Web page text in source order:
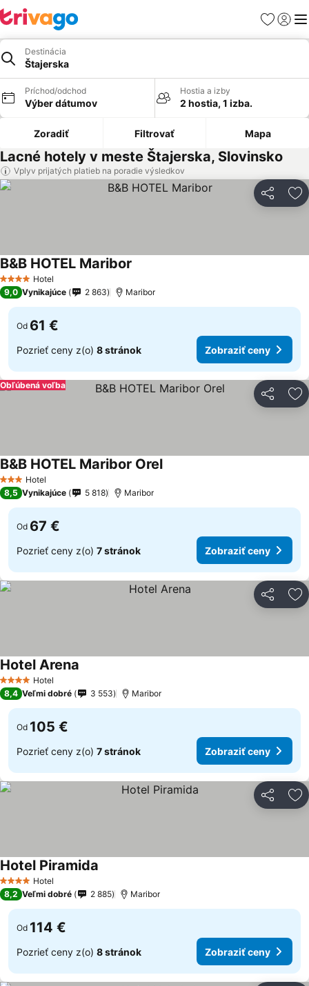
Obľúbené
Destinácia
Štajerska
Príchod/odchod
Výber dátumov
Hostia a izby
2 hostia, 1 izba.
Zoradiť Filtrovať Mapa
Lacné hotely v meste Štajerska, Slovinsko
Vplyv prijatých platieb na poradie výsledkov
Zdieľať
4 Počet hviezdičiek
Hotel
B&B HOTEL Maribor
9,0 Vynikajúce 2 863 Maribor
Od 61 €
Pozrieť ceny z(o) 8 stránok Zobraziť ceny
Zdieľať
Obľúbená voľba
3 Počet hviezdičiek
Hotel
B&B HOTEL Maribor Orel
8,5 Vynikajúce 5 818 Maribor
Od 67 €
Pozrieť ceny z(o) 7 stránok Zobraziť ceny
Zdieľať
4 Počet hviezdičiek
Hotel
Hotel Arena
8,4 Veľmi dobré 3 553 Maribor
Od 105 €
Pozrieť ceny z(o) 7 stránok Zobraziť ceny
Zdieľať
4 Počet hviezdičiek
Hotel
Hotel Piramida
8,2 Veľmi dobré 2 885 Maribor
Od 114 €
Pozrieť ceny z(o) 8 stránok Zobraziť ceny